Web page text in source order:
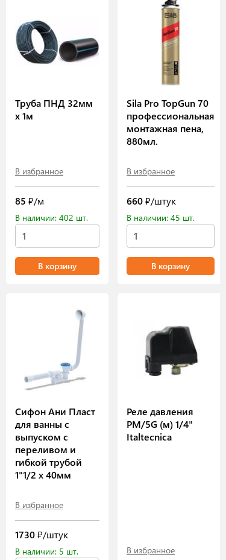
Труба ПНД 32мм
х 1м
В избранное
85 ₽/м
В наличии: 402 шт.
В корзину
Sila Pro TopGun 70
профессиональная
монтажная пена,
880мл.
В избранное
660₽/штук
В наличии: 45 шт.
В корзину
Сифон Ани Пласт
для ванны с
выпуском с
переливом и
гибкой трубой
1"1/2 х 40мм
В избранное
1730₽/штук
В наличии: 5 шт.
Реле давления
РМ/5G (м) 1/4"
Italtecnica
В избранное